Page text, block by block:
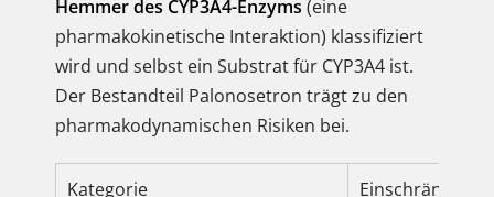
Hemmer des CYP3A4-Enzyms (eine
pharmakokinetische Interaktion) klassifiziert
wird und selbst ein Substrat für CYP3A4 ist.
Der Bestandteil Palonosetron trägt zu den
pharmakodynamischen Risiken bei.
Kategorie Einschränkung